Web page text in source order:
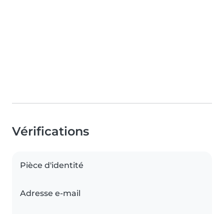
Vérifications
Pièce d'identité
Adresse e-mail